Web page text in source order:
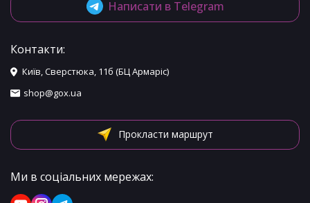
Написати в Telegram
Контакти:
Київ, Сверстюка, 11б (БЦ Армаріс)
shop@gox.ua
Прокласти маршрут
Ми в соціальних мережах: